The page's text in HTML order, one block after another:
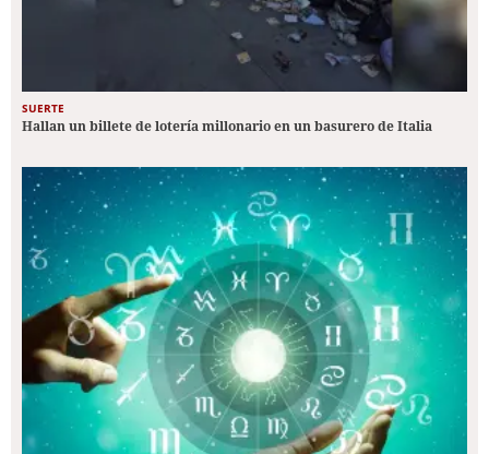
SUERTE
Hallan un billete de lotería millonario en un basurero de Italia